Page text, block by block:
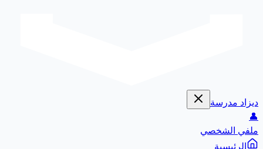
ديزاد مدرسة
👤
ملفي الشخصي
الرئيسية